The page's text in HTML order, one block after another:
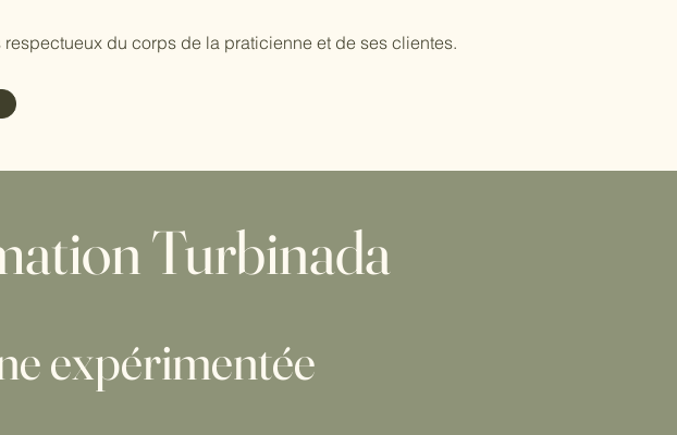
du corps de la praticienne et de ses clientes.
Turbinada
expérimentée